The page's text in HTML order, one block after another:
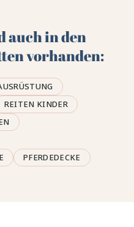
auch in den
vorhanden:
REITEN KINDER
PFERDEDECKE